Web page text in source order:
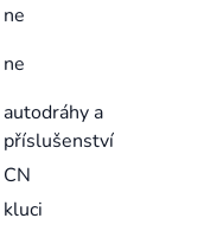
ne
ne
autodráhy a
příslušenství
CN
kluci